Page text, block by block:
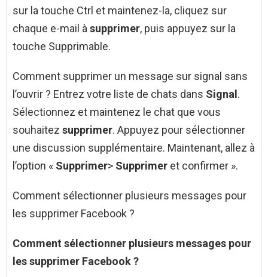
sur la touche Ctrl et maintenez-la, cliquez sur
chaque e-mail àsupprimer, puis appuyez sur la
touche Supprimable.
Comment supprimer un message sur signal sans
l’ouvrir ? Entrez votre liste de chats dans Signal .
Sélectionnez et maintenez le chat que vous
souhaitez supprimer. Appuyez pour sélectionner
une discussion supplémentaire. Maintenant, allez à
l’option « Supprimer> Supprimer et confirmer ».
Comment sélectionner plusieurs messages pour
les supprimer Facebook ?
Comment sélectionner plusieurs messages pour
les supprimer Facebook?